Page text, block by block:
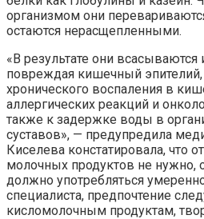
организмом они
остаются нерасщепленными.
«В результате они
повреждая кишечный
хронического воспаления в
аллергических реакций и
также к задержке воды в
суставов», — предупредила
Киселева констатировала, что
молочных продуктов не нужно,
должно употребляться
специалиста, предпочтение
кисломолочным продуктам,